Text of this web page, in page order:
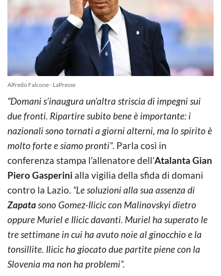
Alfredo Falcone - LaPresse
“Domani s’inaugura un’altra striscia di impegni sui
due fronti. Ripartire subito bene è importante: i
nazionali sono tornati a giorni alterni, ma lo spirito è
molto forte e siamo pronti”. Parla così in
conferenza stampa l’allenatore dell’Atalanta Gian
Piero Gasperini alla vigilia della sfida di domani
contro la Lazio. “Le soluzioni alla sua assenza di
Zapatasono Gomez-Ilicic con Malinovskyi dietro
oppure Muriel e Ilicic davanti. Muriel ha superato le
tre settimane in cui ha avuto noie al ginocchio e la
tonsillite. Ilicic ha giocato due partite piene con la
Slovenia ma non ha problemi”.